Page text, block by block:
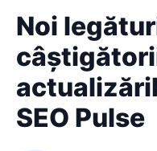
Noi
SEO Pulse